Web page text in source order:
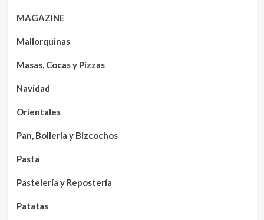
MAGAZINE
Mallorquinas
Masas, Cocas y Pizzas
Navidad
Orientales
Pan, Bollería y Bizcochos
Pasta
Pastelería y Repostería
Patatas